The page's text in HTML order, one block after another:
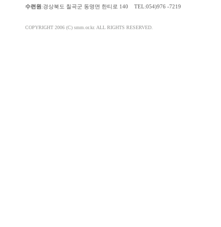
수련원:경상북도 칠곡군 동명면 한티로 140 TEL:054)976 -7219
COPYRIGHT 2006 (C) smm.or.kr. ALL RIGHTS RESERVED.